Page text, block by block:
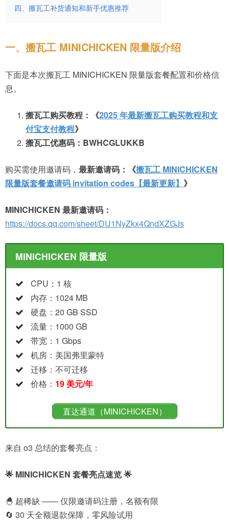
四、搬瓦工补货通知和新手优惠推荐
一、搬瓦工 MINICHICKEN 限量版介绍
下面是本次搬瓦工 MINICHICKEN 限量版套餐配置和价格信
息。
搬瓦工购买教程：《2025 年最新搬瓦工购买教程和支
付宝支付教程》
搬瓦工优惠码：BWHCGLUKKB
购买需使用邀请码， 最新邀请码：《搬瓦工 MINICHICKEN
限量版套餐邀请码 invitation codes【最新更新】 》
MINICHICKEN 最新邀请码：
https://docs.qq.com/sheet/DU1NyZkx4QndXZGJs
MINICHICKEN 限量版
CPU：1 核
内存：1024 MB
硬盘：20 GB SSD
流量：1000 GB
带宽：1 Gbps
机房：美国弗里蒙特
迁移：不可迁移
价格： 19 美元/年
直达通道（MINICHICKEN）
来自 o3 总结的套餐亮点：
🌟 MINICHICKEN 套餐亮点速览 🌟
🐣 超稀缺 —— 仅限邀请码注册，名额有限
🔄 30 天全额退款保障，零风险试用